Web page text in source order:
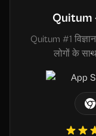
Quitum -
Quitum #1
लोगों के